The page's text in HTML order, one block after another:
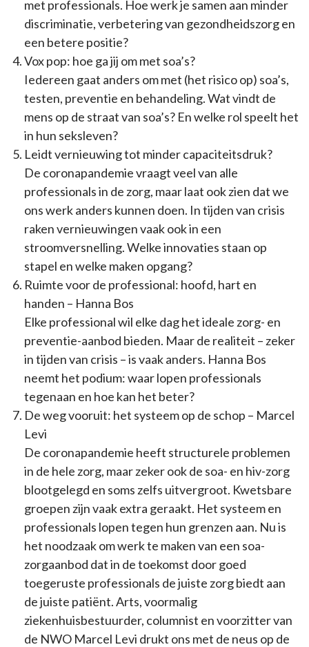
met professionals. Hoe werk je samen aan minder
discriminatie, verbetering van gezondheidszorg en
een betere positie?
Vox pop: hoe ga jij om met soa’s?
Iedereen gaat anders om met (het risico op) soa’s,
testen, preventie en behandeling. Wat vindt de
mens op de straat van soa’s? En welke rol speelt het
in hun seksleven?
Leidt vernieuwing tot minder capaciteitsdruk?
De coronapandemie vraagt veel van alle
professionals in de zorg, maar laat ook zien dat we
ons werk anders kunnen doen. In tijden van crisis
raken vernieuwingen vaak ook in een
stroomversnelling. Welke innovaties staan op
stapel en welke maken opgang?
Ruimte voor de professional: hoofd, hart en
handen – Hanna Bos
Elke professional wil elke dag het ideale zorg- en
preventie-aanbod bieden. Maar de realiteit – zeker
in tijden van crisis – is vaak anders. Hanna Bos
neemt het podium: waar lopen professionals
tegenaan en hoe kan het beter?
De weg vooruit: het systeem op de schop – Marcel
Levi
De coronapandemie heeft structurele problemen
in de hele zorg, maar zeker ook de soa- en hiv-zorg
blootgelegd en soms zelfs uitvergroot. Kwetsbare
groepen zijn vaak extra geraakt. Het systeem en
professionals lopen tegen hun grenzen aan. Nu is
het noodzaak om werk te maken van een soa-
zorgaanbod dat in de toekomst door goed
toegeruste professionals de juiste zorg biedt aan
de juiste patiënt. Arts, voormalig
ziekenhuisbestuurder, columnist en voorzitter van
de NWO Marcel Levi drukt ons met de neus op de